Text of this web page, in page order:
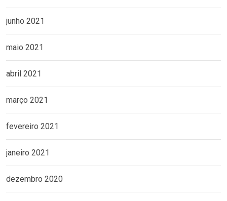
junho 2021
maio 2021
abril 2021
março 2021
fevereiro 2021
janeiro 2021
dezembro 2020